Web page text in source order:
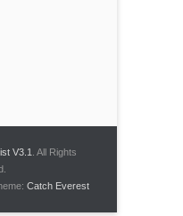
V3.1 . All Rights
Catch Everest